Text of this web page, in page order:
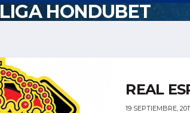
LIGA HONDUBET
REAL
19 SEPTIEMBRE,